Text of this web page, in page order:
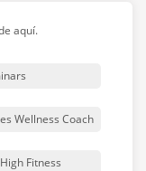
aquí.
Wellness Coach
Fitness